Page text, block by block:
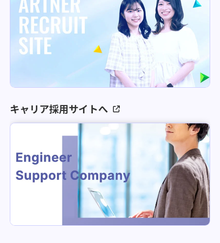
キャリア採用サイトへ